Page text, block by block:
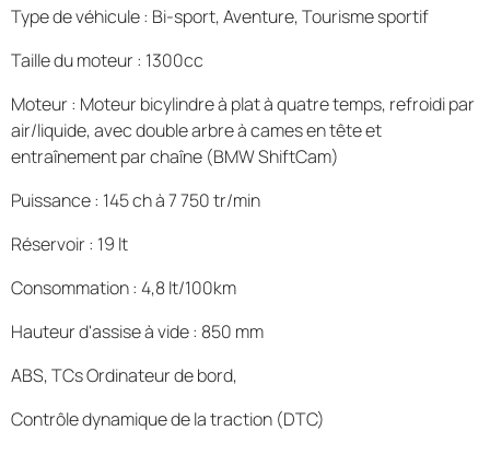
Type de véhicule : Bi-sport, Aventure, Tourisme sportif
Taille du moteur : 1300cc
Moteur : Moteur bicylindre à plat à quatre temps, refroidi par
air/liquide, avec double arbre à cames en tête et
entraînement par chaîne (BMW ShiftCam)
Puissance : 145 ch à 7 750 tr/min
Réservoir : 19 lt
Consommation : 4,8 lt/100km
Hauteur d'assise à vide : 850 mm
ABS, TCs Ordinateur de bord,
Contrôle dynamique de la traction (DTC)